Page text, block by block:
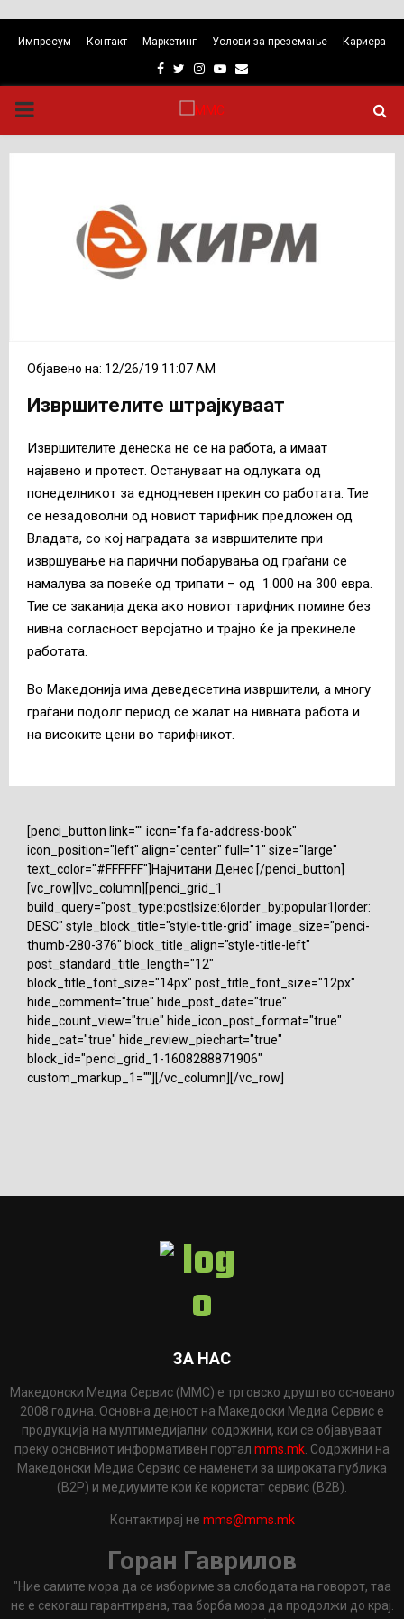
Импресум Контакт Маркетинг Услови за преземање Кариера
Facebook
TwitterInstagram
Youtube
Email
PRIMARY
MENU
Објавено на: 12/26/19 11:07 AM
Извршителите штрајкуваат
Извршителите денеска не се на работа, a имаат
најавено и протест. Остануваат на одлуката од
понеделникот за еднодневен прекин со работата. Тие
се незадоволни од новиот тарифник предложен од
Владата, со кој наградата за извршителите при
извршување на парични побарувања од граѓани се
намалува за повеќе од трипати – од 1.000 на 300 евра.
Тие се заканија дека ако новиот тарифник помине без
нивна согласност веројатно и трајно ќе ја прекинеле
работата.
Во Македонија има деведесетина извршители, а многу
граѓани подолг период се жалат на нивната работа и
на високите цени во тарифникот.
[penci_button link="" icon="fa fa-address-book"
icon_position="left" align="center" full="1" size="large"
text_color="#FFFFFF"]Најчитани Денес [/penci_button]
[vc_row][vc_column][penci_grid_1
build_query="post_type:post|size:6|order_by:popular1|order:
DESC" style_block_title="style-title-grid" image_size="penci-
thumb-280-376" block_title_align="style-title-left"
post_standard_title_length="12"
block_title_font_size="14px" post_title_font_size="12px"
hide_comment="true" hide_post_date="true"
hide_count_view="true" hide_icon_post_format="true"
hide_cat="true" hide_review_piechart="true"
block_id="penci_grid_1-1608288871906"
custom_markup_1=""][/vc_column][/vc_row]
ЗА НАС
Македонски Медиа Сервис (ММС) е трговско друштво основано
2008 година. Основна дејност на Македоски Медиа Сервис е
продукција на мултимедијални содржини, кои се објавуваат
преку основниот информативен портал mms.mk . Содржини на
Македонски Медиа Сервис се наменети за широката публика
(B2P) и медиумите кои ќе користат сервис (B2B).
Контактирај не mms@mms.mk
Горан Гаврилов
"Ние самите мора да се избориме за слободата на говорот, таа
не е секогаш гарантирана, таа борба мора да продолжи до крај.